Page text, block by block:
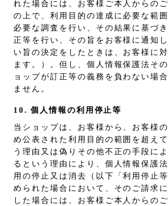
れた場合には、お客様ご本人からの
の上で、利用目的の達成に必要な範
必要な調査を行い、その結果に基づ
正等を行い、その旨をお客様に通知
い旨の決定をしたときは、お客様に
ます。）。但し、個人情報保護法そ
ョップが訂正等の義務を負わない場
ません。
10. 個人情報の利用停止等
当ショップは、お客様から、お客様
め公表された利用目的の範囲を超え
う理由又は偽りその他不正の手段に
るという理由により、個人情報保護
用の停止又は消去（以下「利用停止
められた場合において、そのご請求
した場合には、お客様ご本人からの